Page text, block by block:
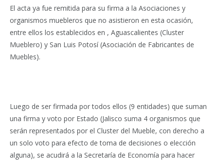
El acta ya fue remitida para su firma a la Asociaciones y
organismos muebleros que no asistieron en esta ocasión,
entre ellos los establecidos en , Aguascalientes (Cluster
Mueblero) y San Luis Potosí (Asociación de Fabricantes de
Muebles).
Luego de ser firmada por todos ellos (9 entidades) que suman
una firma y voto por Estado (Jalisco suma 4 organismos que
serán representados por el Cluster del Mueble, con derecho a
un solo voto para efecto de toma de decisiones o elección
alguna), se acudirá a la Secretaría de Economía para hacer